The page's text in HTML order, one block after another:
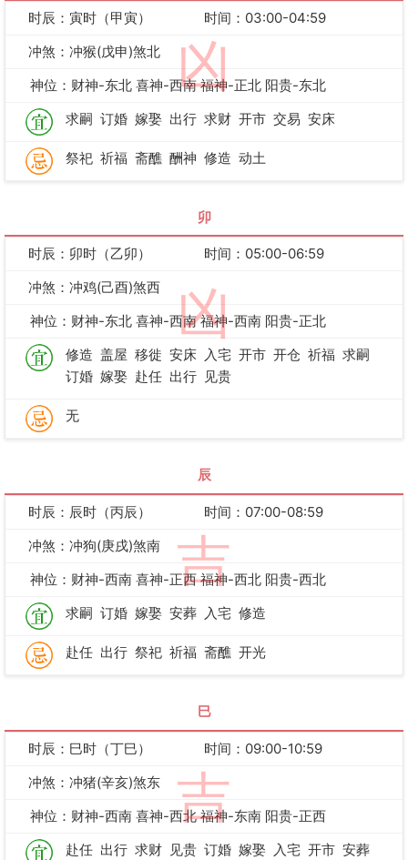
凶
时辰：寅时（甲寅）
时间：03:00-04:59
冲煞：冲猴(戊申)煞北
神位：财神-东北 喜神-西南 福神-正北 阳贵-东北
求嗣 订婚 嫁娶 出行 求财 开市 交易 安床
祭祀 祈福 斋醮 酬神 修造 动土
卯
凶
时辰：卯时（乙卯）
时间：05:00-06:59
冲煞：冲鸡(己酉)煞西
神位：财神-东北 喜神-西南 福神-西南 阳贵-正北
修造 盖屋 移徙 安床 入宅 开市 开仓 祈福 求嗣
订婚 嫁娶 赴任 出行 见贵
无
辰
吉
时辰：辰时（丙辰）
时间：07:00-08:59
冲煞：冲狗(庚戌)煞南
神位：财神-西南 喜神-正西 福神-西北 阳贵-西北
求嗣 订婚 嫁娶 安葬 入宅 修造
赴任 出行 祭祀 祈福 斋醮 开光
巳
吉
时辰：巳时（丁巳）
时间：09:00-10:59
冲煞：冲猪(辛亥)煞东
神位：财神-西南 喜神-西北 福神-东南 阳贵-正西
赴任 出行 求财 见贵 订婚 嫁娶 入宅 开市 安葬